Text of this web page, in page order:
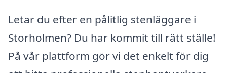
Letar du efter en pålitlig stenläggare i
Storholmen? Du har kommit till rätt ställe!
På vår plattform gör vi det enkelt för dig